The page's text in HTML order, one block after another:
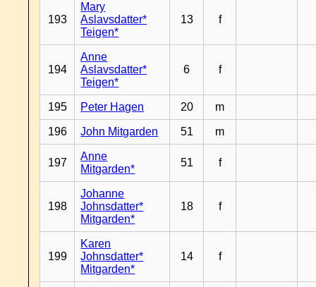
193
Mary
Aslavsdatter*
Teigen*
13 f
194
Anne
Aslavsdatter*
Teigen*
6 f
195 Peter Hagen 20 m
196 John Mitgarden 51 m
197
Anne
Mitgarden*
51 f
198
Johanne
Johnsdatter*
Mitgarden*
18 f
199
Karen
Johnsdatter*
Mitgarden*
14 f